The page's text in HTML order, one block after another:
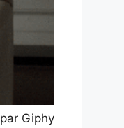
par Giphy